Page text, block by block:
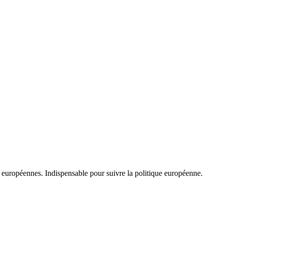
Indispensable pour suivre la politique européenne.